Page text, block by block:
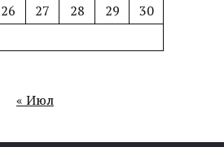
26 27 28 29
30
« Июл